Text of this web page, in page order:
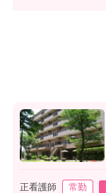
正看護師 常勤